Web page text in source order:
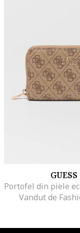
GUESS
Vandut de